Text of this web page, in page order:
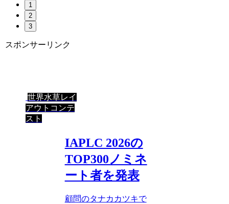
1
2
3
スポンサーリンク
世界水草レイ
アウトコンテ
スト
IAPLC 2026の
TOP300ノミネ
ート者を発表
顧問のタナカカツキで